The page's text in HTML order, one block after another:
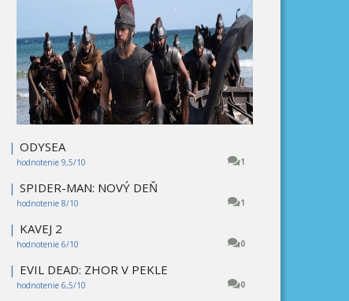
| ODYSEA
1
hodnotenie 9,5/10
| SPIDER-MAN: NOVÝ DEŇ
1
hodnotenie 8/10
| KAVEJ 2
0
hodnotenie 6/10
| EVIL DEAD: ZHOR V PEKLE
0
hodnotenie 6,5/10